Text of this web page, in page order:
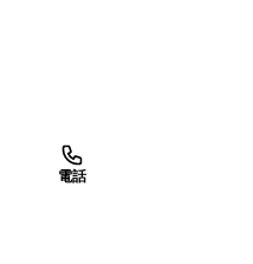
電話